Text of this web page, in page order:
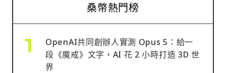
桑幣熱門榜
OpenAI共同創辦人實測 Opus 5：給一
段《魔戒》文字，AI 花 2 小時打造 3D 世
界